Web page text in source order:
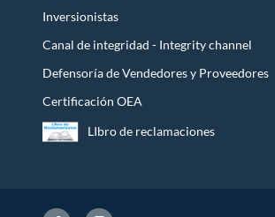
Inversionistas
Canal de integridad - Integrity channel
Defensoría de Vendedores y Proveedores
Certificación OEA
LIbro de reclamaciones